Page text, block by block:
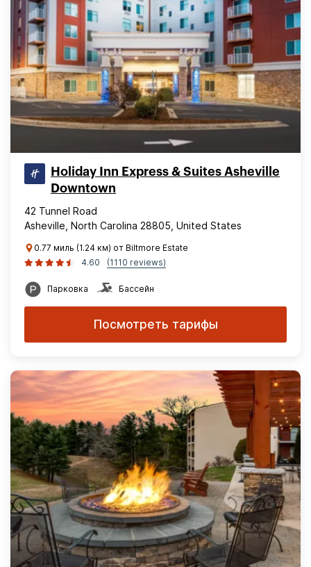
Holiday Inn Express & Suites Asheville
Downtown
42 Tunnel Road
Asheville, North Carolina 28805, United States
0.77 миль (1.24 км) от Biltmore Estate
4.60
(1110 reviews)
Парковка Бассейн
Посмотреть тарифы